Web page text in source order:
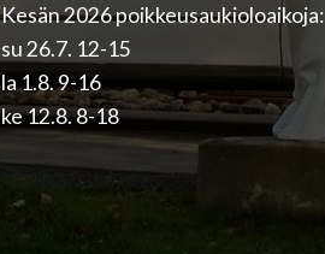
Kesän 2026 poikkeusaukioloaikoja:
su 26.7. 12-15
la 1.8. 9-16
ke 12.8. 8-18